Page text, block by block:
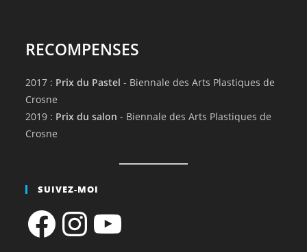
RECOMPENSES
2017 : Prix du Pastel - Biennale des Arts Plastiques de
Crosne
2019 : Prix du salon - Biennale des Arts Plastiques de
Crosne
SUIVEZ-MOI
FacebookInstagramYouTube